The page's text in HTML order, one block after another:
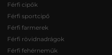
Férfi cipők
Férfi sportcipő
Férfi farmerek
Férfi rövidnadrágok
Férfi fehérneműk